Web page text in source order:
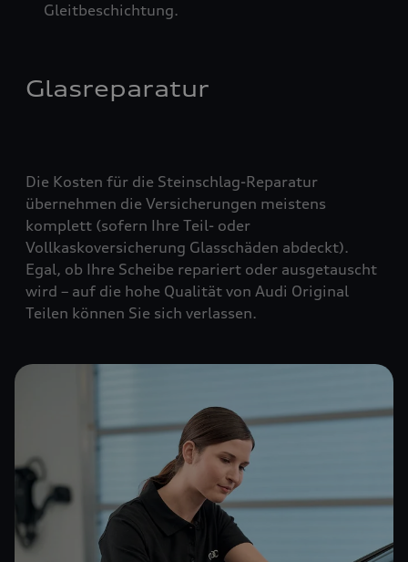
Gleitbeschichtung.
Glasreparatur
Die Kosten für die Steinschlag-Reparatur
übernehmen die Versicherungen meistens
komplett (sofern Ihre Teil- oder
Vollkaskoversicherung Glasschäden abdeckt).
Egal, ob Ihre Scheibe repariert oder ausgetauscht
wird – auf die hohe Qualität von Audi Original
Teilen können Sie sich verlassen.